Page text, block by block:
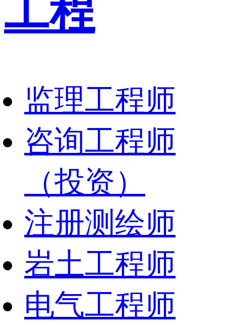
工程
监理工程师
咨询工程师
（投资）
注册测绘师
岩土工程师
电气工程师